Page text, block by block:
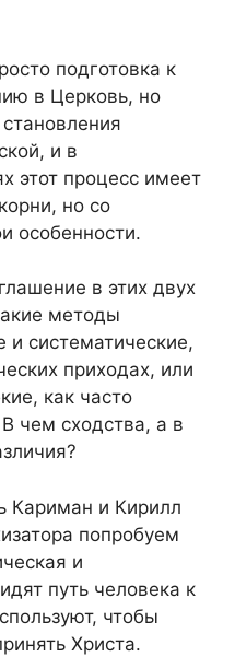
подготовка к
в Церковь, но
и в
этот процесс имеет
но со
особенности.
в этих двух
методы
и систематические,
приходах, или
как часто
чем сходства, а в
Кариман и Кирилл
попробуем
и
путь человека к
чтобы
Христа.